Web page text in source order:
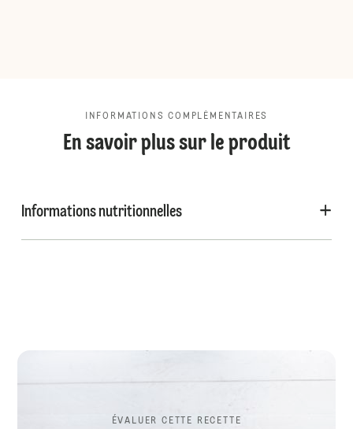
INFORMATIONS COMPLÉMENTAIRES
En savoir plus sur le produit
Informations nutritionnelles
ÉVALUER CETTE RECETTE